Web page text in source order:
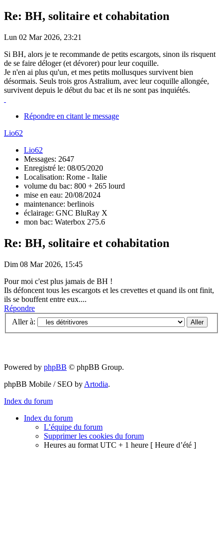
Re: BH, solitaire et cohabitation
Lun 02 Mar 2026, 23:21
Si BH, alors je te recommande de petits escargots, sinon ils risquent
de se faire déloger (et dévorer) pour leur coquille.
Je n'en ai plus qu'un, et mes petits mollusques survivent bien
désormais. Seuls trois gros Astralium, avec leur coquille allongée,
survivent depuis le début du bac et ils ne sont pas inquiétés.
Répondre en citant le message
Lio62
Lio62
Messages: 2647
Enregistré le: 08/05/2020
Localisation: Rome - Italie
volume du bac: 800 + 265 lourd
mise en eau: 20/08/2024
maintenance: berlinois
éclairage: GNC BluRay X
mon bac: Waterbox 275.6
Re: BH, solitaire et cohabitation
Dim 08 Mar 2026, 15:45
Pour moi c'est plus jamais de BH !
Ils défoncent tous les escargots et les crevettes et quand ils ont finit,
ils se bouffent entre eux....
Répondre
Aller à:
Powered by phpBB © phpBB Group.
phpBB Mobile / SEO by Artodia.
Index du forum
Index du forum
L’équipe du forum
Supprimer les cookies du forum
Heures au format UTC + 1 heure [ Heure d’été ]